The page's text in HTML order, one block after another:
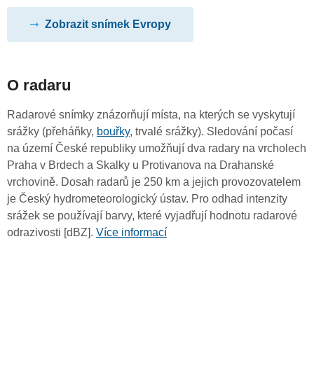
Zobrazit snímek Evropy
O radaru
Radarové snímky znázorňují místa, na kterých se vyskytují
srážky (přeháňky, bouřky, trvalé srážky). Sledování počasí
na území České republiky umožňují dva radary na vrcholech
Praha v Brdech a Skalky u Protivanova na Drahanské
vrchovině. Dosah radarů je 250 km a jejich provozovatelem
je Český hydrometeorologický ústav. Pro odhad intenzity
srážek se používají barvy, které vyjadřují hodnotu radarové
odrazivosti [dBZ]. Více informací